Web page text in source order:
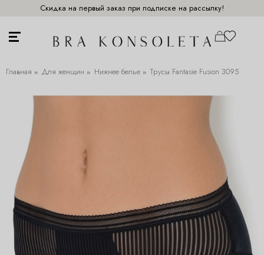
Скидка на первый заказ при подписке на рассылку!
Главная Для женщин Нижнее белье Трусы Fantasie Fusion 3095